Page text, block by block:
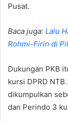
Pusat.
Baca juga: Lalu
Rohmi-Firin di
Dukungan PKB
kursi DPRD
dikumpulkan
dan Perindo 3